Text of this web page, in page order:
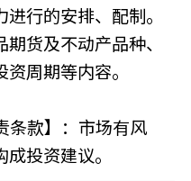
行的安排、配制。
货及不动产品种、
周期等内容。
条款】：市场有风
投资建议。